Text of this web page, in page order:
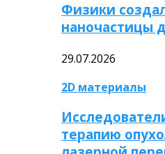
Физики
наночастицы
29.07.2026
2D материалы
терапию